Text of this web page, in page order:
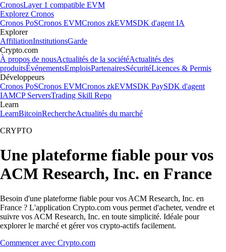
CronosLayer 1 compatible EVM
Explorez Cronos
Cronos PoSCronos EVMCronos zkEVMSDK d'agent IA
Explorer
AffiliationInstitutionsGarde
Crypto.com
À propos de nousActualités de la sociétéActualités des
produitsÉvénementsEmploisPartenairesSécuritéLicences & Permis
Développeurs
Cronos PoSCronos EVMCronos zkEVMSDK PaySDK d'agent
IAMCP ServersTrading Skill Repo
Learn
LearnBitcoinRechercheActualités du marché
CRYPTO
Une plateforme fiable pour vos
ACM Research, Inc. en France
Besoin d'une plateforme fiable pour vos ACM Research, Inc. en
France ? L'application Crypto.com vous permet d'acheter, vendre et
suivre vos ACM Research, Inc. en toute simplicité. Idéale pour
explorer le marché et gérer vos crypto-actifs facilement.
Commencer avec Crypto.com